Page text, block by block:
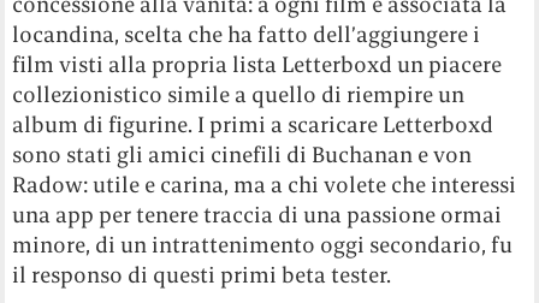
locandina, scelta che ha fatto dell’aggiungere i
film visti alla propria lista Letterboxd un piacere
collezionistico simile a quello di riempire un
album di figurine. I primi a scaricare Letterboxd
sono stati gli amici cinefili di Buchanan e von
Radow: utile e carina, ma a chi volete che interessi
una app per tenere traccia di una passione ormai
minore, di un intrattenimento oggi secondario, fu
il responso di questi primi beta tester.